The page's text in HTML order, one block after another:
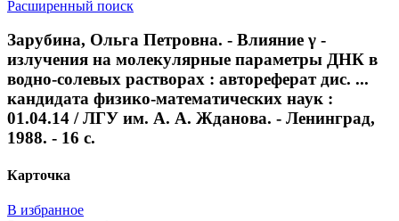
Расширенный поиск
Зарубина, Ольга Петровна. - Влияние γ -
излучения на молекулярные параметры ДНК в
водно-солевых растворах : автореферат дис. ...
кандидата физико-математических наук :
01.04.14 / ЛГУ им. А. А. Жданова. - Ленинград,
1988. - 16 с.
Карточка
В избранное